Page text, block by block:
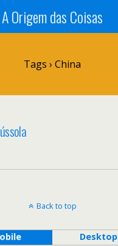
A Origem das Coisas
Tags › China
Back to top
Desktop